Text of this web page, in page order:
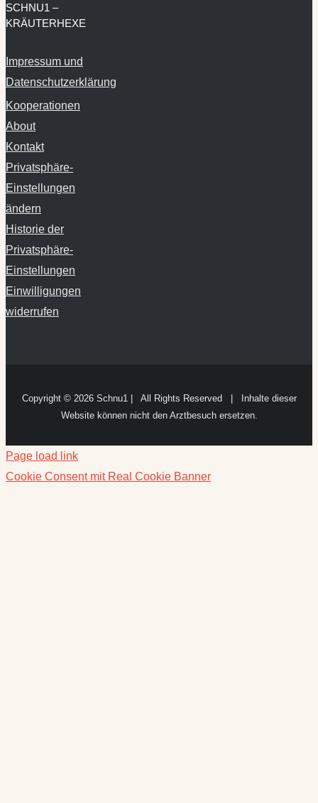
SCHNU1 –
KRÄUTERHEXE
Impressum und
Datenschutzerklärung
Kooperationen
About
Kontakt
Privatsphäre-
Einstellungen
ändern
Historie der
Privatsphäre-
Einstellungen
Einwilligungen
widerrufen
Copyright © 2026 Schnu1 | All Rights Reserved | Inhalte dieser
Website können nicht den Arztbesuch ersetzen.
Page load link
Cookie Consent mit Real Cookie Banner